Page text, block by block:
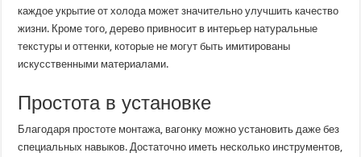
каждое укрытие от холода может значительно улучшить качество
жизни. Кроме того, дерево привносит в интерьер натуральные
текстуры и оттенки, которые не могут быть имитированы
искусственными материалами.
Простота в установке
Благодаря простоте монтажа, вагонку можно установить даже без
специальных навыков. Достаточно иметь несколько инструментов,